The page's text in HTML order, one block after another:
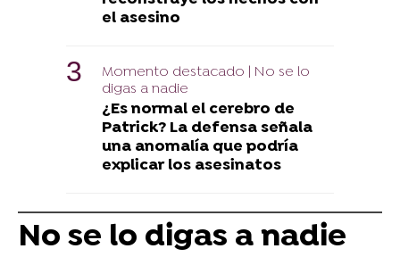
el asesino
Momento destacado | No se lo
digas a nadie
¿Es normal el cerebro de
Patrick? La defensa señala
una anomalía que podría
explicar los asesinatos
No se lo digas a nadie